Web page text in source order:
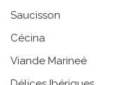
Saucisson
Cécina
Viande Marineé